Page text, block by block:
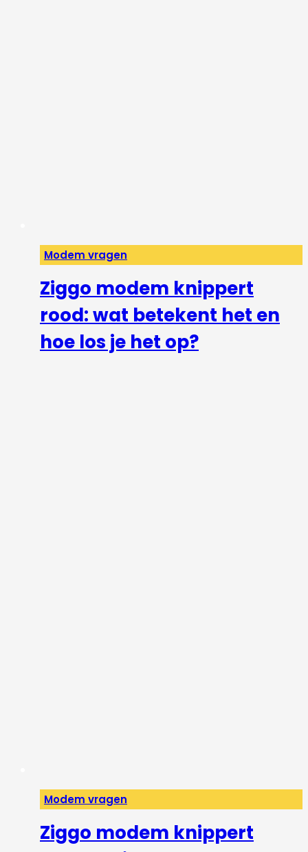
Modem vragen
Ziggo modem knippert
rood: wat betekent het en
hoe los je het op?
Modem vragen
Ziggo modem knippert